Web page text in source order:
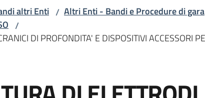
altri Enti / Altri Enti - Bandi e Procedure di gara
/
DI PROFONDITA' E DISPOSITIVI ACCESSORI